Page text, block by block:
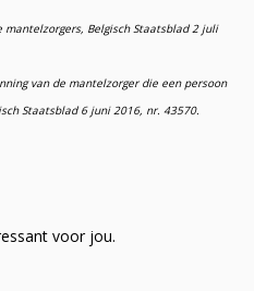
Belgisch Staatsblad 2 juli
van de mantelzorger die een persoon
Staatsblad 6 juni 2016, nr. 43570.
voor jou.